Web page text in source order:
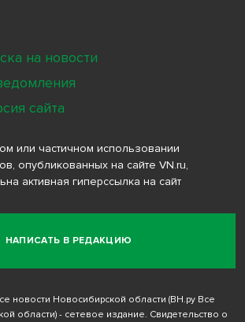
НАПИСАТЬ В РЕДАКЦИЮ
или частичном использовании
опубликованных на сайте VN.ru,
активная гиперссылка на сайт
новости Новосибирской области (ВН.ру Все
области) - сетевое издание. Свидетельство о
на новости
сайта